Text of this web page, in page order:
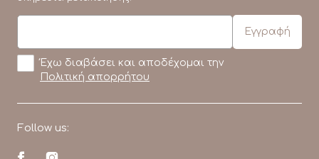
Έχω διαβάσει και αποδέχομαι την
Πολιτική απορρήτου
Follow us: